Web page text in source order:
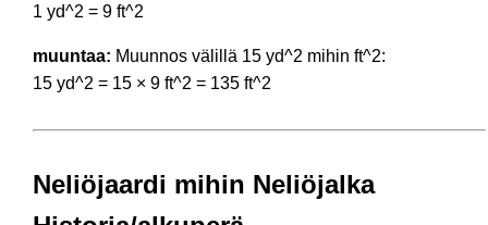
1 yd^2 = 9 ft^2
muuntaa: Muunnos välillä 15 yd^2 mihin ft^2:
15 yd^2 = 15 × 9 ft^2 = 135 ft^2
Neliöjaardi mihin Neliöjalka